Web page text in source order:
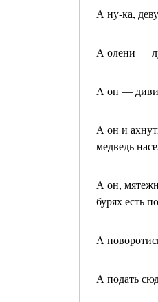
А ну-ка,
А олени —
А он —
А он и
медведь
А он,
бурях есть
А
А подать